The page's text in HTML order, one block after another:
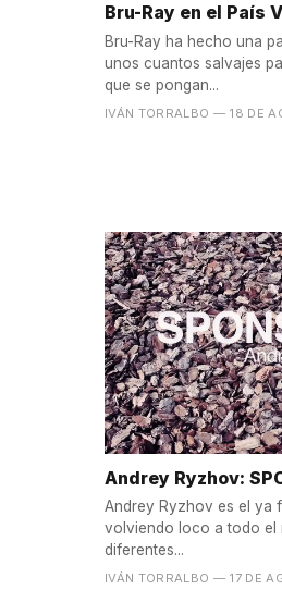
Bru-Ray en el País
Bru-Ray ha hecho una
unos cuantos salvajes
que se pongan...
IVÁN TORRALBO — 18 DE
Andrey Ryzhov:
Andrey Ryzhov es el ya
volviendo loco a todo el
diferentes...
IVÁN TORRALBO — 17 DE